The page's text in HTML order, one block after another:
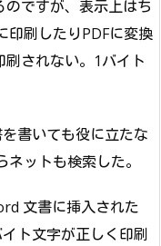
ですが、表示上はち
印刷したりPDFに変換
されない。1バイト
書いても役に立たな
ットも検索した。
文書に挿入された
ト文字が正しく印刷